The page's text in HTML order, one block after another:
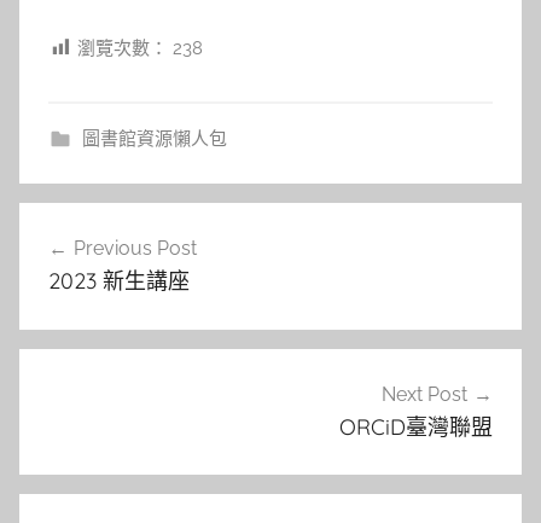
瀏覽次數： 238
圖書館資源懶人包
覽
Previous Post
2023 新生講座
Next Post
ORCiD臺灣聯盟